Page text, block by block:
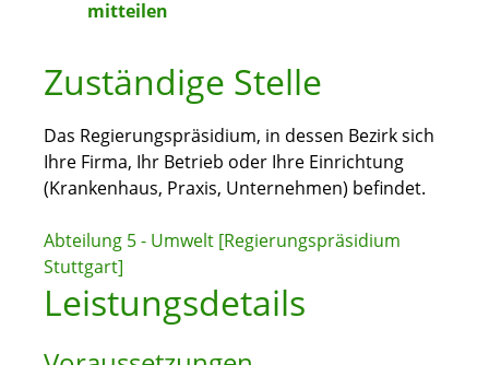
mitteilen
Zuständige Stelle
Das Regierungspräsidium, in dessen Bezirk sich
Ihre Firma, Ihr Betrieb oder Ihre Einrichtung
(Krankenhaus, Praxis, Unternehmen) befindet.
Abteilung 5 - Umwelt [Regierungspräsidium
Stuttgart]
Leistungsdetails